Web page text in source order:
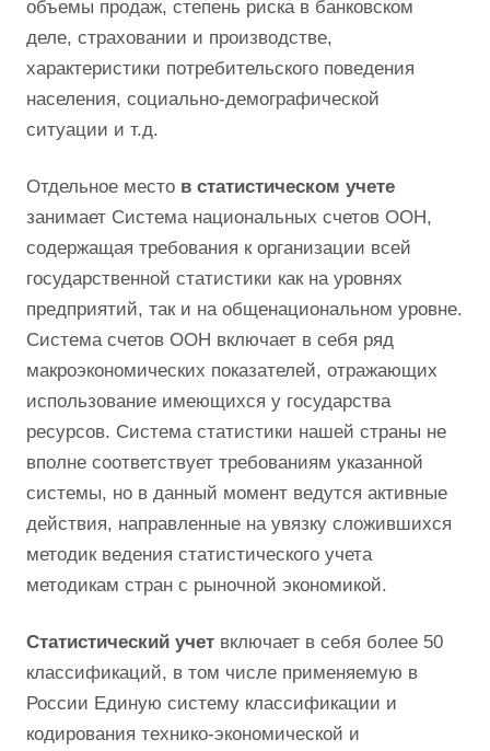
объемы продаж, степень риска в банковском
деле, страховании и производстве,
характеристики потребительского поведения
населения, социально-демографической
ситуации и т.д.
Отдельное место в статистическом учете
занимает Система национальных счетов ООН,
содержащая требования к организации всей
государственной статистики как на уровнях
предприятий, так и на общенациональном уровне.
Система счетов ООН включает в себя ряд
макроэкономических показателей, отражающих
использование имеющихся у государства
ресурсов. Система статистики нашей страны не
вполне соответствует требованиям указанной
системы, но в данный момент ведутся активные
действия, направленные на увязку сложившихся
методик ведения статистического учета
методикам стран с рыночной экономикой.
Статистический учет включает в себя более 50
классификаций, в том числе применяемую в
России Единую систему классификации и
кодирования технико-экономической и